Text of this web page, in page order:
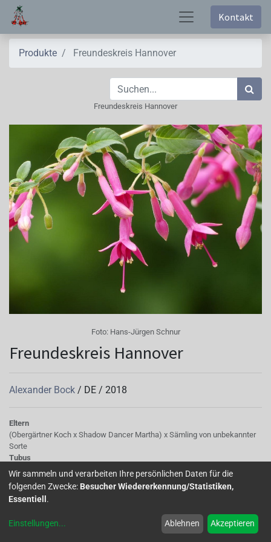
Kontakt
Produkte Freundeskreis Hannover
Freundeskreis Hannover
Foto: Hans-Jürgen Schnur
Freundeskreis Hannover
Alexander Bock / DE / 2018
Eltern
(Obergärtner Koch x Shadow Dancer Martha) x Sämling von unbekannter
Sorte
Tubus
20-30mm lang, 5-7mm breit, hellweinrot-pink
Sepalen
20-30mm lang, 5-7mm breit, hellweinrot-pink
Korolle/Petalen
7mm breit, Petalen ca.10mm lang, dunkelweinrot/ pink, leicht gewellt,
spitz zulaufend
Wir sammeln und verarbeiten Ihre persönlichen Daten für die
folgenden Zwecke: Besucher Wiedererkennung/Statistiken,
Essentiell .
Einstellungen... Ablehnen Akzeptieren